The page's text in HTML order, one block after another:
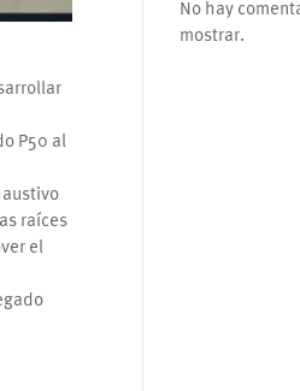
P50 al
raíces
el
No hay
mostrar.